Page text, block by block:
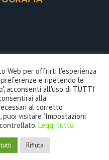
ALL RIGHTS RESERVED -
Web per offrirti l'esperienza
e ripetendo le
acconsenti all'uso di TUTTI
alla
al corretto
visitare "Impostazioni
Leggi tutto
Rifiuta